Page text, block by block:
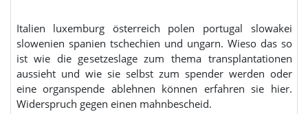
Italien luxemburg österreich polen portugal slowakei
slowenien spanien tschechien und ungarn. Wieso das so
ist wie die gesetzeslage zum thema transplantationen
aussieht und wie sie selbst zum spender werden oder
eine organspende ablehnen können erfahren sie hier.
Widerspruch gegen einen mahnbescheid.